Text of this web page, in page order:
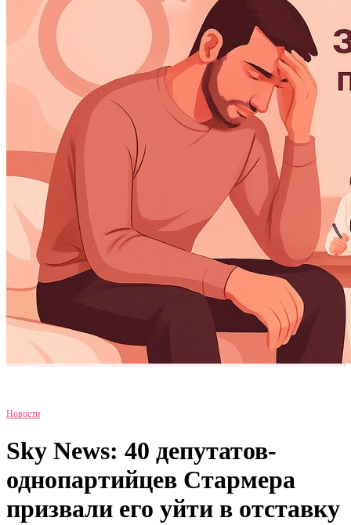
Новости
Sky News: 40 депутатов-
однопартийцев Стармера
призвали его уйти в отставку